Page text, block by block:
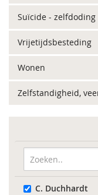
Suïcide - zelfdoding
Vrijetijdsbesteding
Wonen
Zelfstandigheid,
C. Duchhardt